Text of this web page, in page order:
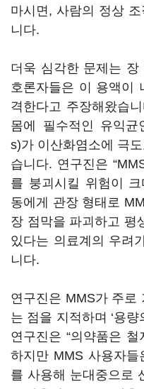
마시면, 사람의 정상
니다.
더욱 심각한 문제는
호론자들은 이 용액이
격한다고 주장해왔습
몸에 필수적인 유익균
s)가 이산화염소에 극
습니다. 연구진은
를 붕괴시킬 위험이
동에게 관장 형태로
장 점막을 파괴하고 평
있다는 의료계의 우려
니다.
연구진은 MMS가 주로
는 점을 지적하며 ‘용
연구진은 “의약품은
하지만 MMS 사용자
를 사용해 눈대중으로